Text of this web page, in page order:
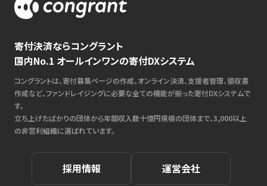
寄付決済ならコングラント
国内No.1 オールインワンの寄付DXシステム
コングラントは、寄付募集ページの作成、オンライン決済、支援者管理、領収書
作成など、ファンドレイジングに必要な全ての機能が揃った寄付DXシステムで
す。
立ち上げたばかりの団体から年間収入数十億円規模の団体まで、3,000以上
の非営利組織に選ばれています。
採用情報 運営会社